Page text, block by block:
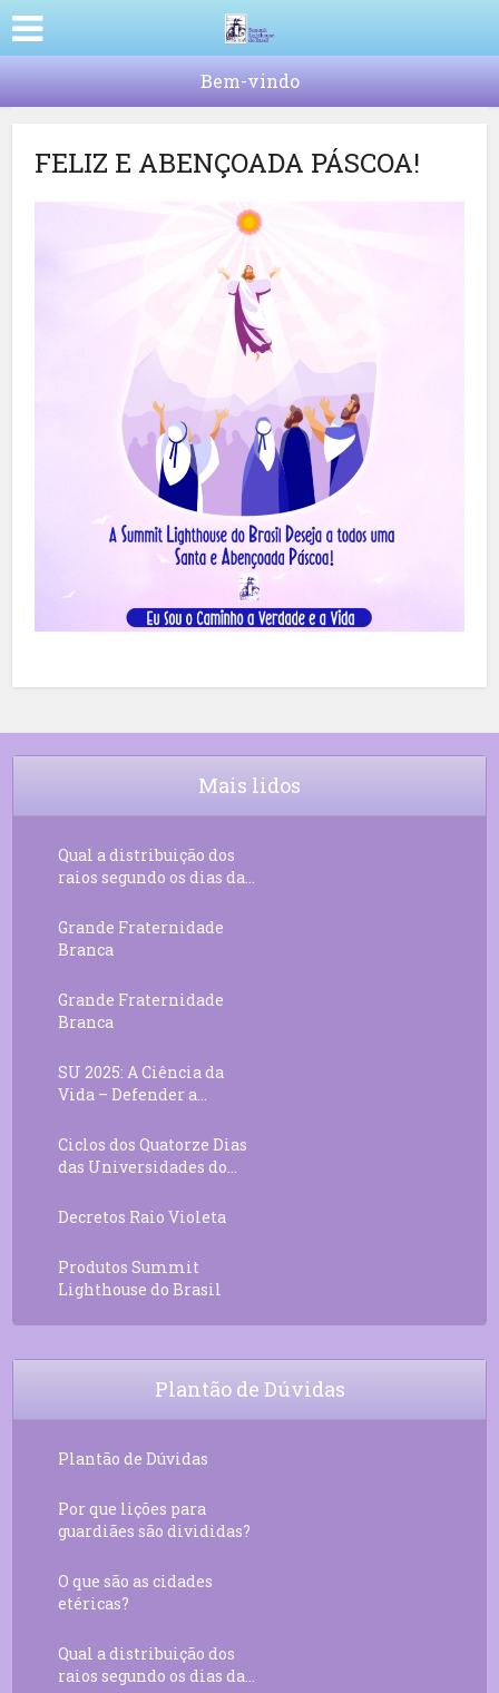
Bem-vindo
FELIZ E ABENÇOADA PÁSCOA!
Mais lidos
Qual a distribuição dos
raios segundo os dias da...
Grande Fraternidade
Branca
Grande Fraternidade
Branca
SU 2025: A Ciência da
Vida – Defender a...
Ciclos dos Quatorze Dias
das Universidades do...
Decretos Raio Violeta
Produtos Summit
Lighthouse do Brasil
Plantão de Dúvidas
Plantão de Dúvidas
Por que lições para
guardiães são divididas?
O que são as cidades
etéricas?
Qual a distribuição dos
raios segundo os dias da...